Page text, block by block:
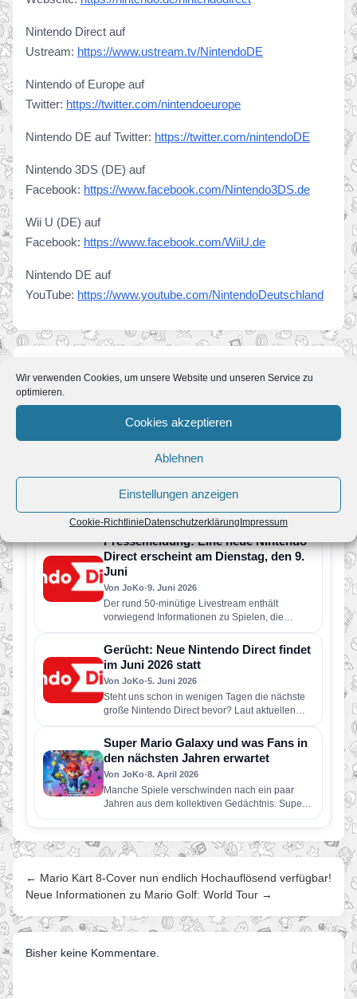
Wir verwenden Cookies, um unsere Website und unseren Service zu
optimieren.
Cookies akzeptieren
Ablehnen
Einstellungen anzeigen
Cookie-RichtlinieDatenschutzerklärungImpressum
Nintendo Direct auf
Ustream: https://www.ustream.tv/NintendoDE
Nintendo of Europe auf
Twitter: https://twitter.com/nintendoeurope
Nintendo DE auf Twitter: https://twitter.com/nintendoDE
Nintendo 3DS (DE) auf
Facebook: https://www.facebook.com/Nintendo3DS.de
Wii U (DE) auf
Facebook: https://www.facebook.com/WiiU.de
Nintendo DE auf
YouTube: https://www.youtube.com/NintendoDeutschland
Ähnliche News
Nintendo Classics: Vier neue Retro-
Land kehrt zurück
Von JoKo•11. Juli 2026
Der Nintendo Classics-Katalog wurde um vier
sind die folgenden Spiele: Wario Land: Super…
Pressemeldung: Eine neue Nintendo
Direct erscheint am Dienstag, den 9.
Juni
Von JoKo•9. Juni 2026
Der rund 50-minütige Livestream enthält
vorwiegend Informationen zu Spielen, die
dieses Jahr für Nintendo Switch 2 und Nintendo
Switch erscheinen…
Gerücht: Neue Nintendo Direct findet
im Juni 2026 statt
Von JoKo•5. Juni 2026
Steht uns schon in wenigen Tagen die nächste
große Nintendo Direct bevor? Laut aktuellen
Berichten soll Nintendo bereits…
Super Mario Galaxy und was Fans in
den nächsten Jahren erwartet
Von JoKo•8. April 2026
Manche Spiele verschwinden nach ein paar
Jahren aus dem kollektiven Gedächtnis. Super
Mario Galaxy nicht. Erschienen im November…
← Mario Kart 8-Cover nun endlich Hochauflösend verfügbar!
Neue Informationen zu Mario Golf: World Tour →
Bisher keine Kommentare.